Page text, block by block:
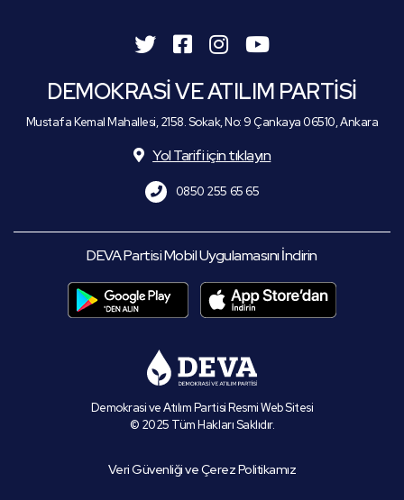
DEMOKRASİ VE ATILIM PARTİSİ
Mustafa Kemal Mahallesi, 2158. Sokak, No: 9 Çankaya 06510, Ankara
Yol Tarifi için tıklayın
0850 255 65 65
DEVA Partisi Mobil Uygulamasını İndirin
Demokrasi ve Atılım Partisi Resmi Web Sitesi
© 2025 Tüm Hakları Saklıdır.
Veri Güvenliği ve Çerez Politikamız